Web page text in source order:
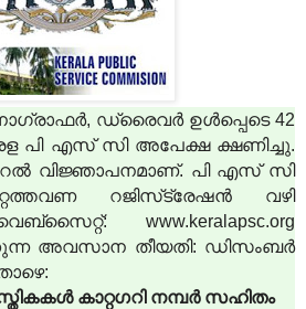
ഡ്രൈവര്‍ ഉള്‍പ്പെടെ 42
പി എസ് സി അപേക്ഷ ക്ഷണിച്ചു.
വിജ്ഞാപനമാണ്. പി എസ് സി
റജിസ്‌ട്രേഷന്‍ വഴി
www.keralapsc.org
അവസാന തീയതി: ഡിസംബര്‍
കാറ്റഗറി നമ്പര്‍ സഹിതം